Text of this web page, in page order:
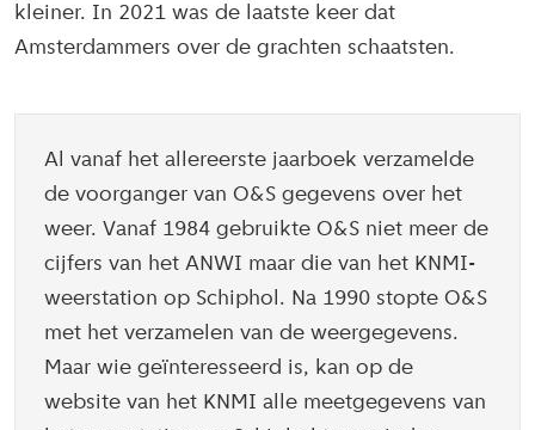
kleiner. In 2021 was de laatste keer dat
Amsterdammers over de grachten schaatsten.
Al vanaf het allereerste jaarboek verzamelde
de voorganger van O&S gegevens over het
weer. Vanaf 1984 gebruikte O&S niet meer de
cijfers van het ANWI maar die van het KNMI-
weerstation op Schiphol. Na 1990 stopte O&S
met het verzamelen van de weergegevens.
Maar wie geïnteresseerd is, kan op de
website van het KNMI alle meetgegevens van